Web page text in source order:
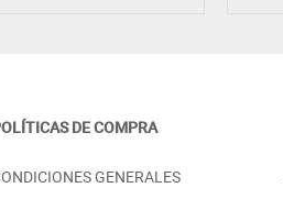
TIRADOR OCULTO - PINO
DE COMPRA
GENERALES